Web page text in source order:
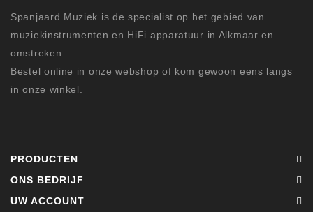
Spanjaard Muziek is de specialist op het gebied van
muziekinstrumenten en HiFi apparatuur in Alkmaar en
omstreken.
Bestel online in onze webshop of kom gewoon eens langs
in onze winkel.
PRODUCTEN
ONS BEDRIJF
UW ACCOUNT